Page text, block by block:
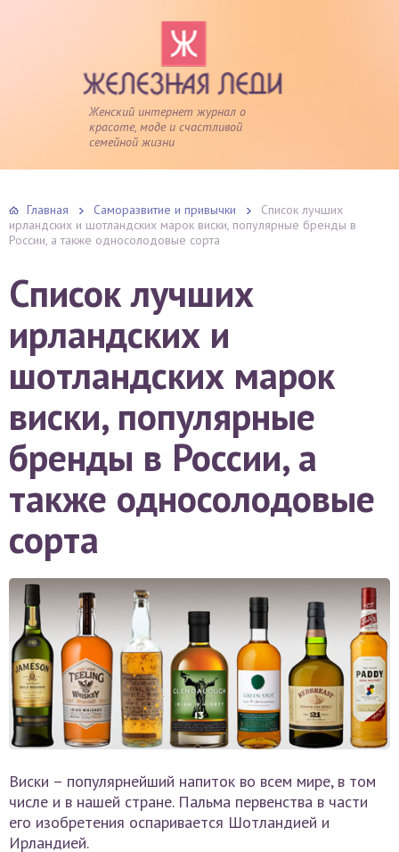
Женский интернет журнал о
красоте, моде и счастливой
семейной жизни
Главная Саморазвитие и привычки
Список лучших
ирландских и шотландских марок виски, популярные бренды в
России, а также односолодовые сорта
Список лучших
ирландских и
шотландских марок
виски, популярные
бренды в России, а
также односолодовые
сорта
Виски – популярнейший напиток во всем мире, в том
числе и в нашей стране. Пальма первенства в части
его изобретения оспаривается Шотландией и
Ирландией.